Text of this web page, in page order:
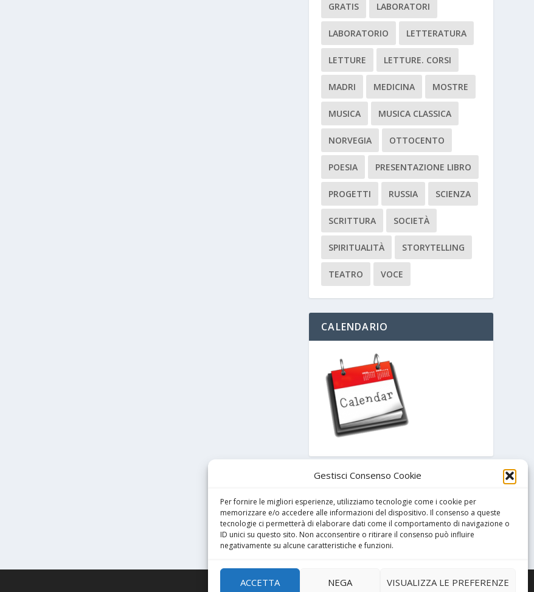
Gestisci Consenso Cookie
Per fornire le migliori esperienze, utilizziamo tecnologie come i cookie per
memorizzare e/o accedere alle informazioni del dispositivo. Il consenso a queste
tecnologie ci permetterà di elaborare dati come il comportamento di navigazione o
ID unici su questo sito. Non acconsentire o ritirare il consenso può influire
negativamente su alcune caratteristiche e funzioni.
ACCETTA NEGA VISUALIZZA LE PREFERENZE
GRATIS LABORATORI
LABORATORIO LETTERATURA
LETTURE LETTURE. CORSI
MADRI MEDICINA MOSTRE
MUSICA MUSICA CLASSICA
NORVEGIA OTTOCENTO
POESIA PRESENTAZIONE LIBRO
PROGETTI RUSSIA SCIENZA
SCRITTURA SOCIETÀ
SPIRITUALITÀ STORYTELLING
TEATRO VOCE
CALENDARIO